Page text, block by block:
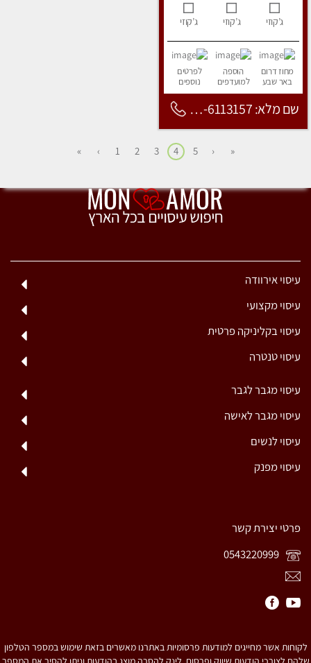
ג’קוזי ג’קוזי ג’קוזי
מחוז דרום
באר שבע
הוספה
למועדפים
לפרטים
נוספים
שם מלא: 053-6113157
«
‹
5
4
3
2
1
›
»
עיסוי אירוודה
עיסוי מקצועי
עיסוי בקליניקה פרטית
עיסוי טנטרה
עיסוי מגבר לגבר
עיסוי מגבר לאישה
עיסוי לנשים
עיסוי מפנק
פרטי יצירת קשר
לקוחות אשר מחייגים למודעות פרסומיות באתרנו מאשרים בזאת שימוש במספר הטלפון